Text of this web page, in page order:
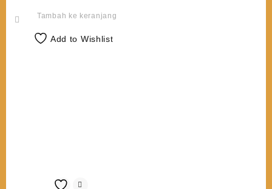
Tambah ke keranjang
Add to Wishlist